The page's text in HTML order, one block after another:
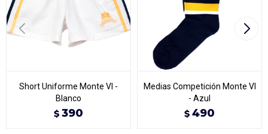
Short Uniforme Monte VI -
Blanco
$ 390
Medias Competición Monte VI
- Azul
$ 490